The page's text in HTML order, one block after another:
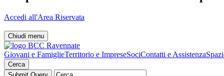
Accedi all'Area Riservata
Chiudi menu
Giovani e FamiglieTerritorio e ImpreseSociContatti e Assistenza
Cerca